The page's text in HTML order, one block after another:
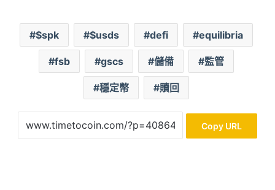
$spk $usds defi equilibria
fsb gscs 儲備 監管
穩定幣 贖回
Copy URL